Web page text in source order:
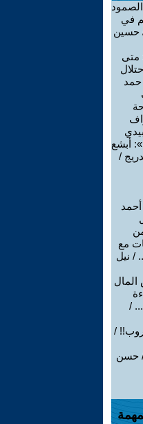
في
/ حسين
متى
حمد
أبشع
/
مع
/ نيل
/
/
/ حسن